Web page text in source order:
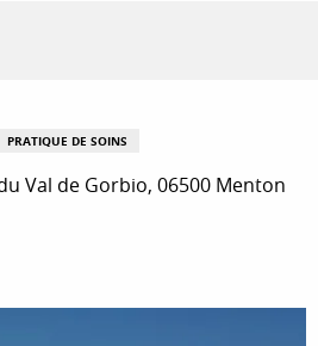
PRATIQUE DE SOINS
Val de Gorbio, 06500 Menton
favoris